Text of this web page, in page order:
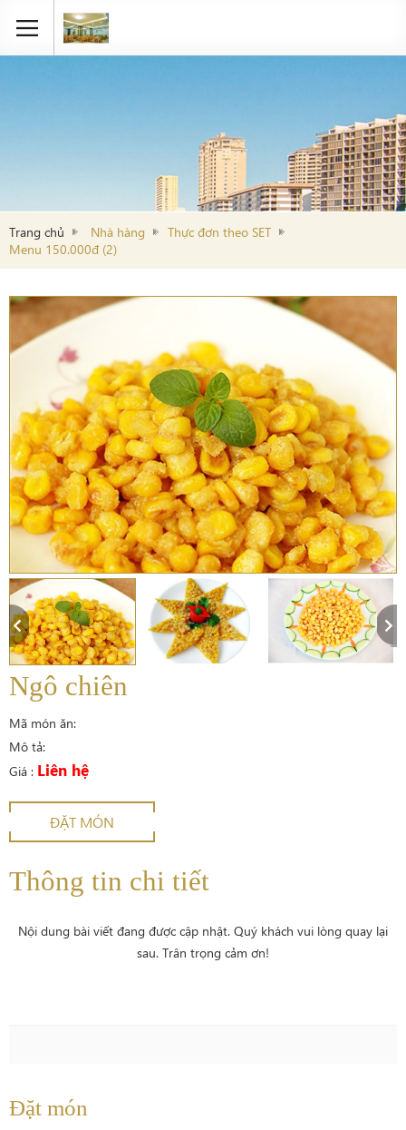
Trang chủ Nhà hàng
Thực đơn theo SET
Menu 150.000đ (2)
Ngô chiên
Mã món ăn:
Mô tả:
Giá : Liên hệ
ĐẶT MÓN
Thông tin chi tiết
Nội dung bài viết đang được cập nhật. Quý khách vui lòng quay lại
sau. Trân trọng cảm ơn!
Đặt món